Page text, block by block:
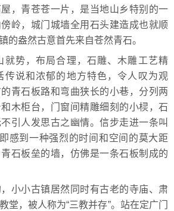
，青苍苍一片，是当地山乡特别的一
岭，城门城墙全用石头建造成也就顺
的盎然古意首先来自苍然青石。
势，布局合理，石雕、木雕工艺精
传说和浓郁的地方特色，令人叹为观
青石板路和弯曲狭长的小巷，分列两
木柜台，门窗间精雕细刻的小棂，石
引人发思古之幽情。信步走进一条叫
感到一种强烈的时间和空间的莫大距
石板垒的墙，仿佛是一条石板制成的
小古镇居然同时有古老的寺庙、肃
堂，被人称为“三教并存”。站在定广门